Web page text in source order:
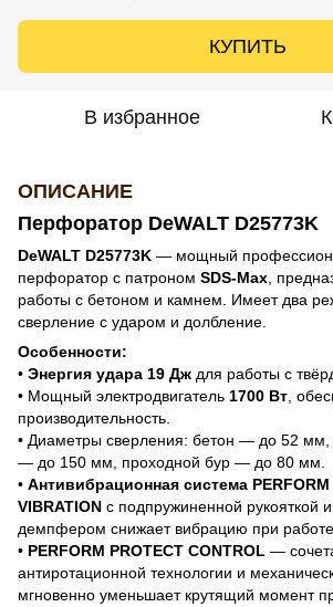
КУПИТЬ
В избранное
ОПИСАНИЕ
Перфоратор DeWALT D25773K
DeWALT D25773K — мощный
перфоратор с патроном SDS-Max,
работы с бетоном и камнем. Имеет два
сверление с ударом и долбление.
Особенности:
• Энергия удара 19 Дж для работы с
• Мощный электродвигатель 1700 Вт,
производительность.
• Диаметры сверления: бетон — до 52 мм,
— до 150 мм, проходной бур — до 80 мм.
• Антивибрационная система PERFORM
VIBRATION с подпружиненной рукояткой
демпфером снижает вибрацию при
• PERFORM PROTECT CONTROL —
антиротационной технологии и
мгновенно уменьшает крутящий момент